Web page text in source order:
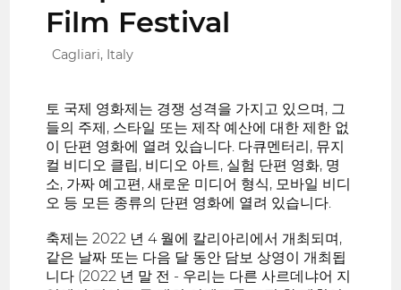
Film Festival
Cagliari, Italy
토 국제 영화제는 경쟁 성격을 가지고 있으며, 그
들의 주제, 스타일 또는 제작 예산에 대한 제한 없
이 단편 영화에 열려 있습니다. 다큐멘터리, 뮤지
컬 비디오 클립, 비디오 아트, 실험 단편 영화, 명
소, 가짜 예고편, 새로운 미디어 형식, 모바일 비디
오 등 모든 종류의 단편 영화에 열려 있습니다.
축제는 2022 년 4 월에 칼리아리에서 개최되며,
같은 날짜 또는 다음 달 동안 담보 상영이 개최됩
니다 (2022 년 말 전 - 우리는 다른 사르데냐어 지